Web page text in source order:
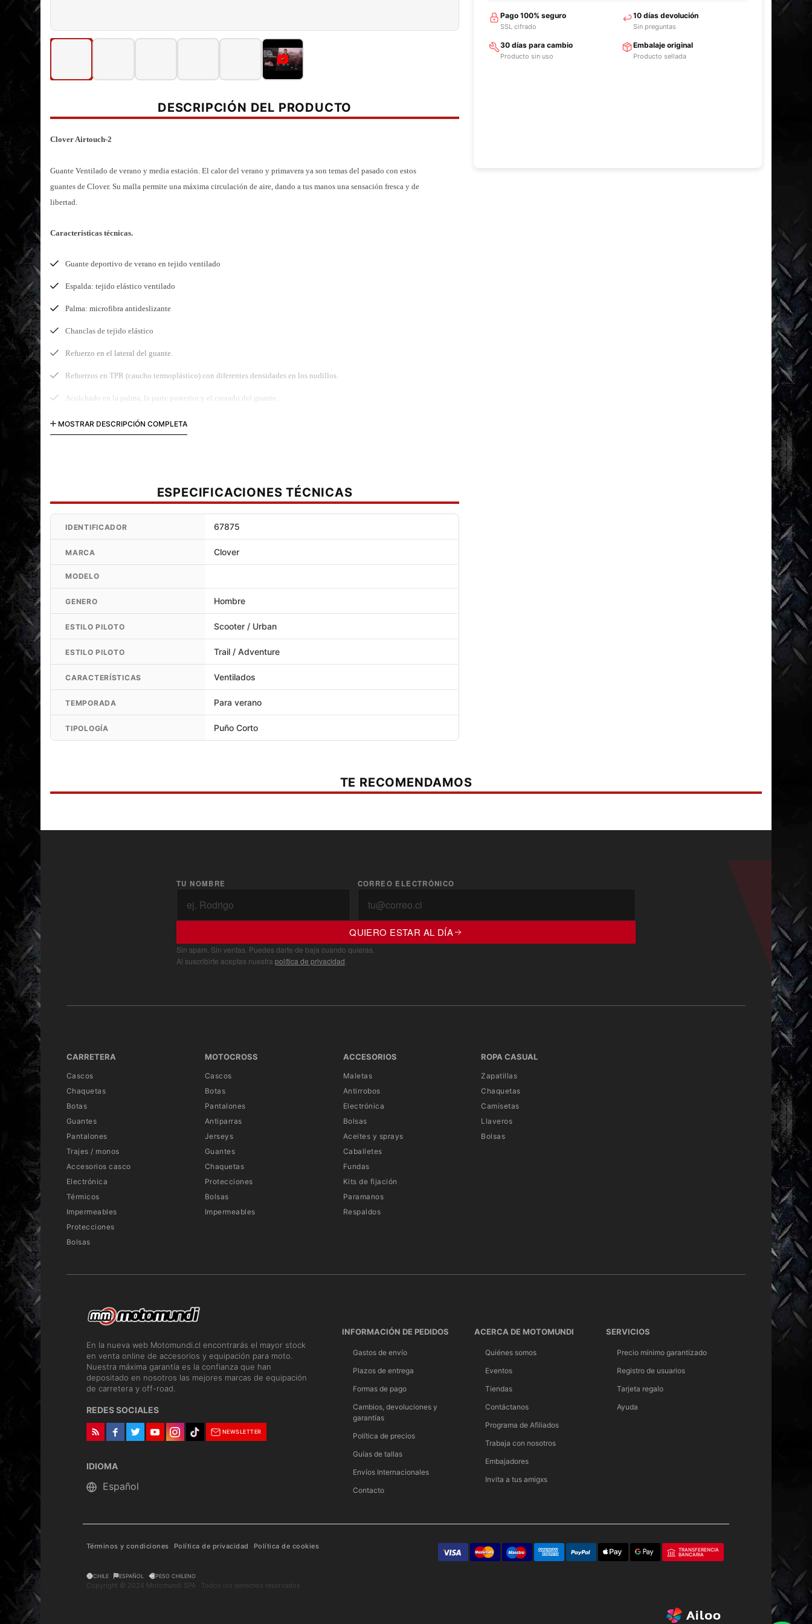
DESCRIPCIÓN DEL PRODUCTO
Clover Airtouch-2
Guante Ventilado de verano y media estación. El calor del verano y primavera ya son temas del pasado con estos
guantes de Clover. Su malla permite una máxima circulación de aire, dando a tus manos una sensación fresca y de
libertad.
Características técnicas.
Guante deportivo de verano en tejido ventilado
Espalda: tejido elástico ventilado
Palma: microfibra antideslizante
Chanclas de tejido elástico
Refuerzo en el lateral del guante.
Refuerzos en TPR (caucho termoplástico) con diferentes densidades en los nudillos.
Acolchado en la palma, la parte posterior y el costado del guante.
Muñeca ajustable mediante correa, con aplicación inyectada en TPR
MOSTRAR DESCRIPCIÓN COMPLETA
ESPECIFICACIONES TÉCNICAS
IDENTIFICADOR 67875
MARCA Clover
MODELO
GENERO Hombre
ESTILO PILOTO Scooter / Urban
ESTILO PILOTO Trail / Adventure
CARACTERÍSTICAS Ventilados
TEMPORADA Para verano
TIPOLOGÍA Puño Corto
Pago 100% seguro
SSL cifrado
10 días devolución
Sin preguntas
30 días para cambio
Producto sin uso
Embalaje original
Producto sellada
TE RECOMENDAMOS
TU NOMBRE CORREO ELECTRÓNICO
QUIERO ESTAR AL DÍA
Sin spam. Sin ventas. Puedes darte de baja cuando quieras.
Al suscribirte aceptas nuestra política de privacidad
CARRETERA
Cascos
Chaquetas
Botas
Guantes
Pantalones
Trajes / monos
Accesorios casco
Electrónica
Térmicos
Impermeables
Protecciones
Bolsas
MOTOCROSS
Cascos
Botas
Pantalones
Antiparras
Jerseys
Guantes
Chaquetas
Protecciones
Bolsas
Impermeables
ACCESORIOS
Maletas
Antirrobos
Electrónica
Bolsas
Aceites y sprays
Caballetes
Fundas
Kits de fijación
Paramanos
Respaldos
ROPA CASUAL
Zapatillas
Chaquetas
Camisetas
Llaveros
Bolsas
En la nueva web Motomundi.cl encontrarás el mayor stock
en venta online de accesorios y equipación para moto.
Nuestra máxima garantía es la confianza que han
depositado en nosotros las mejores marcas de equipación
de carretera y off-road.
REDES SOCIALES
NEWSLETTER
IDIOMA
INFORMACIÓN DE PEDIDOS
Gastos de envío
Plazos de entrega
Formas de pago
Cambios, devoluciones y
garantías
Política de precios
Guías de tallas
Envíos Internacionales
Contacto
ACERCA DE MOTOMUNDI
Quiénes somos
Eventos
Tiendas
Contáctanos
Programa de Afiliados
Trabaja con nosotros
Embajadores
Invita a tus amigxs
SERVICIOS
Precio mínimo garantizado
Registro de usuarios
Tarjeta regalo
Ayuda
Términos y condiciones Política de privacidad Política de cookies
CHILE ESPAÑOL PESO CHILENO
Copyright © 2024 Motomundi SPA · Todos los derechos reservados
TRANSFERENCIA
BANCARIA